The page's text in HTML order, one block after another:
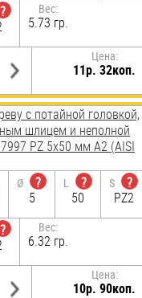
?
Вес:
5.73 гр.
Цена:
11р. 32коп.
с потайной головкой,
шлицем и неполной
PZ 5х50 мм А2 (AISI
Ø
?
5
L
?
50
S
?
PZ2
?
Вес:
6.32 гр.
Цена:
10р. 90коп.